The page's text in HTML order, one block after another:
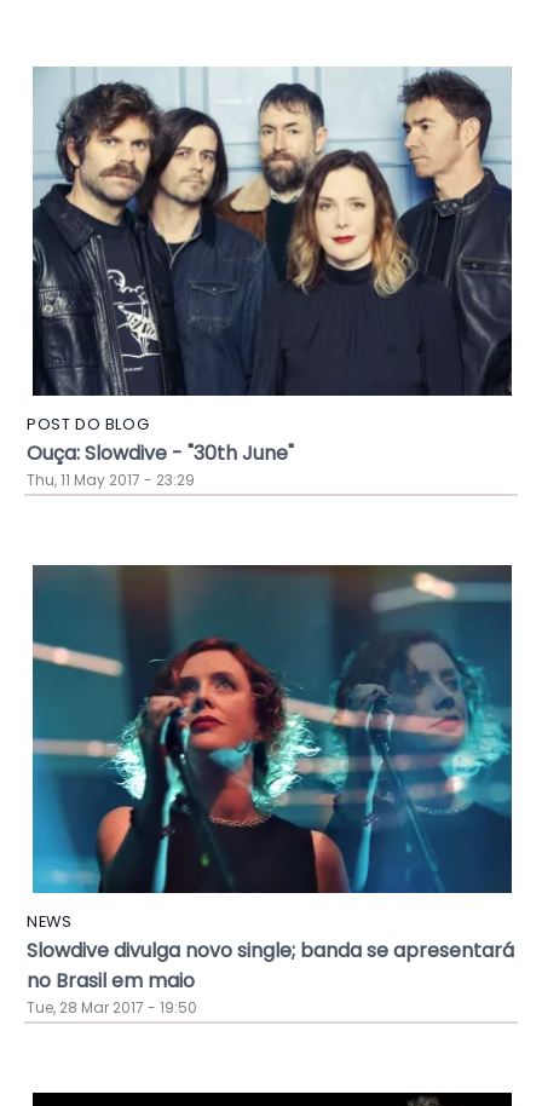
POST DO BLOG
Ouça: Slowdive - "30th June"
Thu, 11 May 2017 - 23:29
NEWS
Slowdive divulga novo single; banda se apresentará
no Brasil em maio
Tue, 28 Mar 2017 - 19:50